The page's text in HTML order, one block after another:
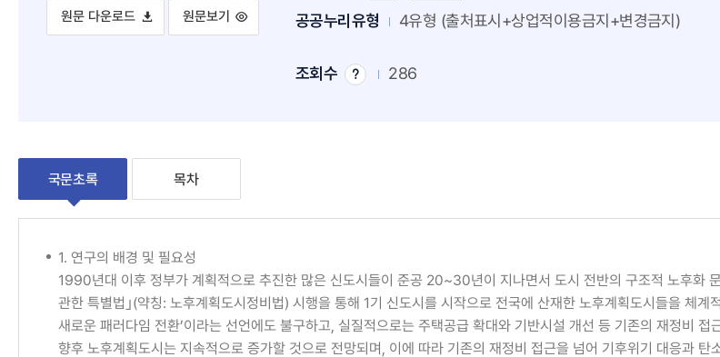
노후계획도시의 AIoT 기반 지능형 생태도시로의 전략적 접근방안
원문 다운로드 노후계획도시의 AIoT 기반 지능형 생태도시로의 전략적 접근방안
원문보기
공공누리유형
4유형 (출처표시+상업적이용금지+변경금지)
조회수
조
286
국문초록 목차
국
문
초
1. 연구의 배경 및 필요성
1990년대 이후 정부가 계획적으로 추진한 많은 신도시들이 준공 20~30년이 지나면서 도시 전반의 구조적 노후화
관한 특별법｣(약칭: 노후계획도시정비법) 시행을 통해 1기 신도시를 시작으로 전국에 산재한 노후계획도시들을 체
새로운 패러다임 전환’이라는 선언에도 불구하고, 실질적으로는 주택공급 확대와 기반시설 개선 등 기존의 재정비 접
향후 노후계획도시는 지속적으로 증가할 것으로 전망되며, 이에 따라 기존의 재정비 접근을 넘어 기후위기 대응과